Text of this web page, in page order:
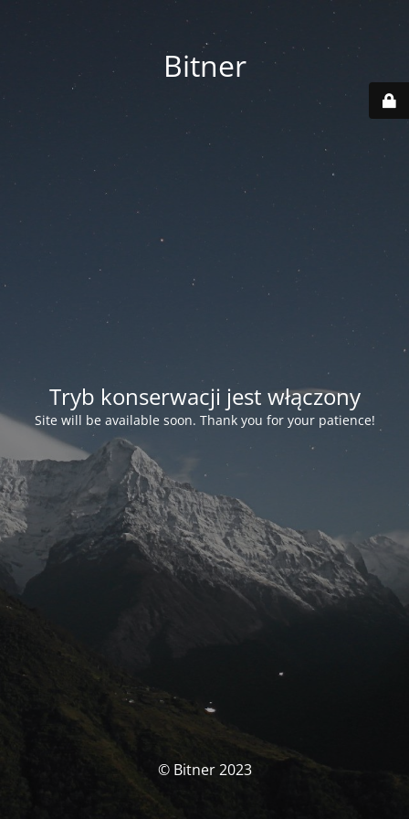
Bitner
Tryb konserwacji jest włączony
Site will be available soon. Thank you for your patience!
© Bitner 2023